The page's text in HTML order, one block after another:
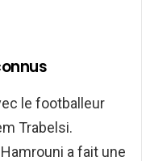
le footballeur
Trabelsi.
a fait une